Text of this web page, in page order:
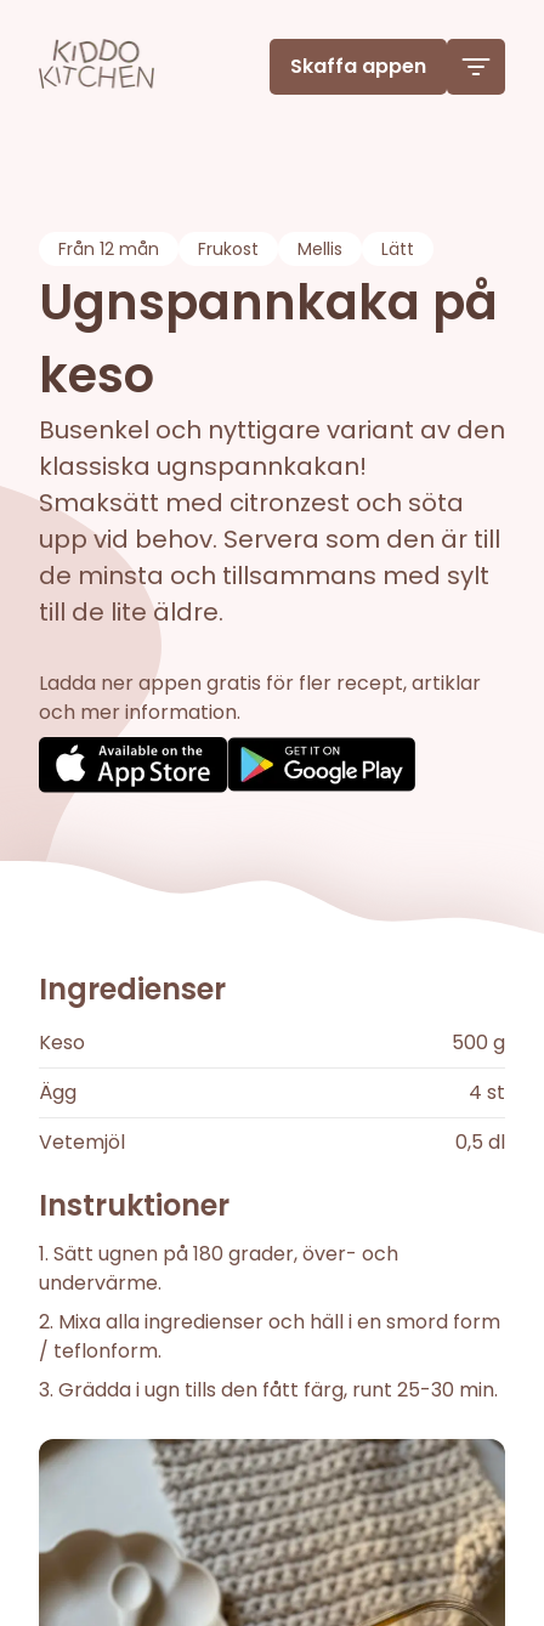
Skaffa appen
Från 12 mån Frukost Mellis Lätt
Ugnspannkaka på
keso
Busenkel och nyttigare variant av den
klassiska ugnspannkakan!
Smaksätt med citronzest och söta
upp vid behov. Servera som den är till
de minsta och tillsammans med sylt
till de lite äldre.
Ladda ner appen gratis för fler recept, artiklar
och mer information.
Ingredienser
Keso 500 g
Ägg
4 st
Vetemjöl
0,5 dl
Instruktioner
Sätt ugnen på 180 grader, över- och
undervärme.
Mixa alla ingredienser och häll i en smord form
/ teflonform.
Grädda i ugn tills den fått färg, runt 25-30 min.